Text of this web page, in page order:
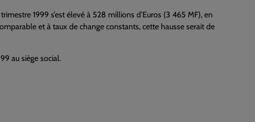
1999 s’est élevé à 528 millions d’Euros (3 465 MF), en
et à taux de change constants, cette hausse serait de
au siège social.